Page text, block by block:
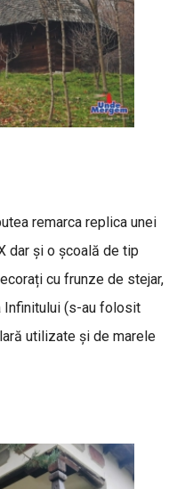
remarca replica unei
dar și o școală de tip
cu frunze de stejar,
Infinitului (s-au folosit
utilizate și de marele